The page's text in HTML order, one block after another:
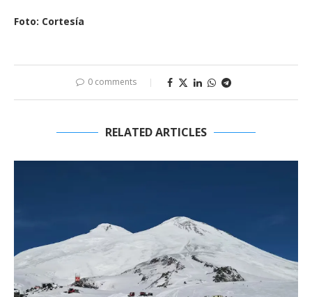
Foto: Cortesía
0 comments
RELATED ARTICLES